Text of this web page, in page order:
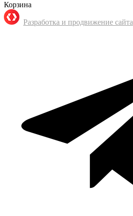
Корзина
Разработка и продвижение сайта